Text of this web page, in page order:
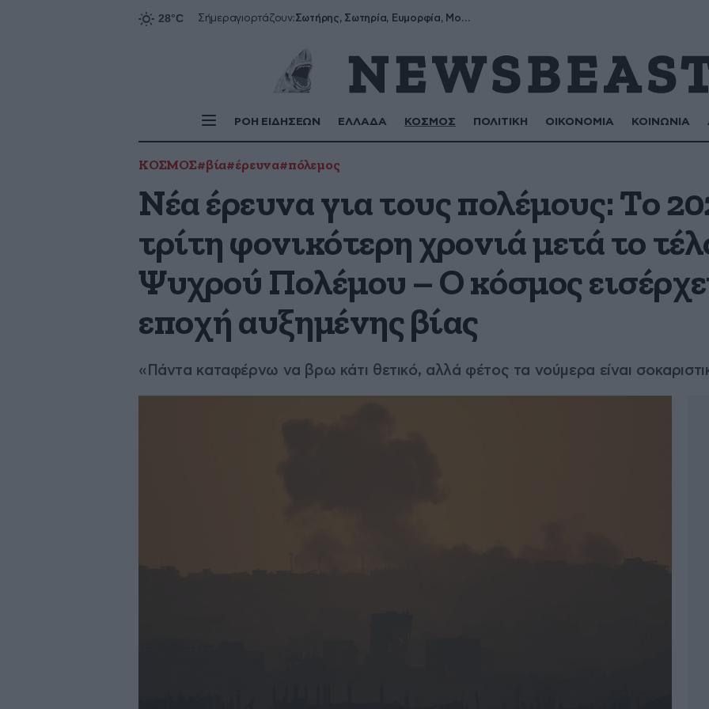
Σήμεραγιορτάζουν: Σωτήρης, Σωτηρία, Ευμορφία, Μορφούλα
ΡΟΗ ΕΙΔΗΣΕΩΝ ΕΛΛΑΔΑ ΚΟΣΜΟΣ ΠΟΛΙΤΙΚΗ ΟΙΚΟΝΟΜΙΑ ΚΟΙΝΩΝΙΑ
αυξημένης βίας
ΚΟΣΜΟΣ#βία#έρευνα#πόλεμος
Νέα έρευνα για τους πολέμους: Το
τρίτη φονικότερη χρονιά μετά το
Ψυχρού Πολέμου – Ο κόσμος
εποχή αυξημένης βίας
«Πάντα καταφέρνω να βρω κάτι θετικό, αλλά φέτος τα νούμερα είναι